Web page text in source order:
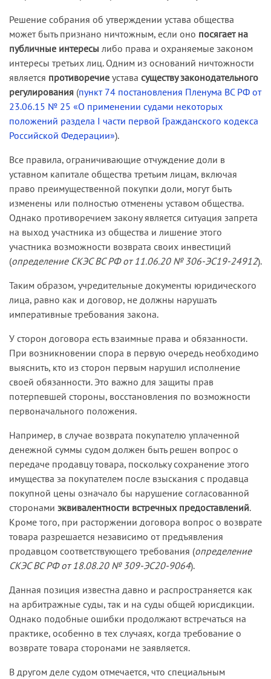
Решение собрания об утверждении устава общества
может быть признано ничтожным, если оно посягает на
публичные интересы либо права и охраняемые законом
интересы третьих лиц. Одним из оснований ничтожности
является противоречие устава существу законодательного
регулирования (пункт 74 постановления Пленума ВС РФ от
23.06.15 № 25 «О применении судами некоторых
положений раздела I части первой Гражданского кодекса
Российской Федерации»).
Все правила, ограничивающие отчуждение доли в
уставном капитале общества третьим лицам, включая
право преимущественной покупки доли, могут быть
изменены или полностью отменены уставом общества.
Однако противоречием закону является ситуация запрета
на выход участника из общества и лишение этого
участника возможности возврата своих инвестиций
(определение СКЭС ВС РФ от 11.06.20 № 306-ЭС19-24912).
Таким образом, учредительные документы юридического
лица, равно как и договор, не должны нарушать
императивные требования закона.
У сторон договора есть взаимные права и обязанности.
При возникновении спора в первую очередь необходимо
выяснить, кто из сторон первым нарушил исполнение
своей обязанности. Это важно для защиты прав
потерпевшей стороны, восстановления по возможности
первоначального положения.
Например, в случае возврата покупателю уплаченной
денежной суммы судом должен быть решен вопрос о
передаче продавцу товара, поскольку сохранение этого
имущества за покупателем после взыскания с продавца
покупной цены означало бы нарушение согласованной
сторонами эквивалентности встречных предоставлений.
Кроме того, при расторжении договора вопрос о возврате
товара разрешается независимо от предъявления
продавцом соответствующего требования (определение
СКЭС ВС РФ от 18.08.20 № 309-ЭС20-9064).
Данная позиция известна давно и распространяется как
на арбитражные суды, так и на суды общей юрисдикции.
Однако подобные ошибки продолжают встречаться на
практике, особенно в тех случаях, когда требование о
возврате товара сторонами не заявляется.
В другом деле судом отмечается, что специальным